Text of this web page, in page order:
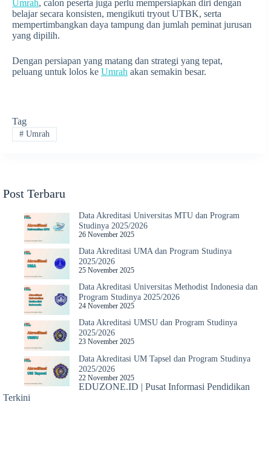
Umrah, calon peserta juga perlu mempersiapkan diri dengan
belajar secara konsisten, mengikuti tryout UTBK, serta
mempertimbangkan daya tampung dan jumlah peminat jurusan
yang dipilih.
Dengan persiapan yang matang dan strategi yang tepat,
peluang untuk lolos ke Umrah akan semakin besar.
Tag
#Umrah
Post Terbaru
Data Akreditasi Universitas MTU dan Program
Studinya 2025/2026
26 November 2025
Data Akreditasi UMA dan Program Studinya
2025/2026
25 November 2025
Data Akreditasi Universitas Methodist Indonesia dan
Program Studinya 2025/2026
24 November 2025
Data Akreditasi UMSU dan Program Studinya
2025/2026
23 November 2025
Data Akreditasi UM Tapsel dan Program Studinya
2025/2026
22 November 2025
EDUZONE.ID | Pusat Informasi Pendidikan
Terkini